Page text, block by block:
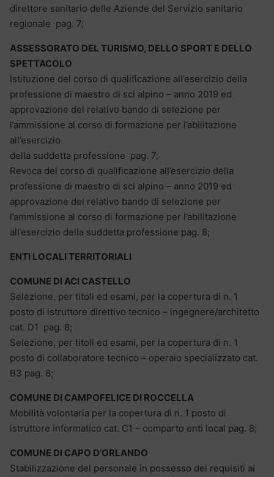
direttore sanitario delle Aziende del Servizio sanitario
regionale pag. 7;
ASSESSORATO DEL TURISMO, DELLO SPORT E DELLO
SPETTACOLO
Istituzione del corso di qualificazione all’esercizio della
professione di maestro di sci alpino – anno 2019 ed
approvazione del relativo bando di selezione per
l’ammissione al corso di formazione per l’abilitazione
all’esercizio
della suddetta professione pag. 7;
Revoca del corso di qualificazione all’esercizio della
professione di maestro di sci alpino – anno 2019 ed
approvazione del relativo bando di selezione per
l’ammissione al corso di formazione per l’abilitazione
all’esercizio della suddetta professione pag. 8;
ENTI LOCALI TERRITORIALI
COMUNE DI ACI CASTELLO
Selezione, per titoli ed esami, per la copertura di n. 1
posto di istruttore direttivo tecnico – ingegnere/architetto
cat. D1 pag. 8;
Selezione, per titoli ed esami, per la copertura di n. 1
posto di collaboratore tecnico – operaio specializzato cat.
B3 pag. 8;
COMUNE DI CAMPOFELICE DI ROCCELLA
Mobilità volontaria per la copertura di n. 1 posto di
istruttore informatico cat. C1 – comparto enti local pag. 8;
COMUNE DI CAPO D’ORLANDO
Stabilizzazione del personale in possesso dei requisiti ai